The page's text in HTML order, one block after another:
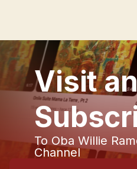
Visit
To Oba Willie
Channel